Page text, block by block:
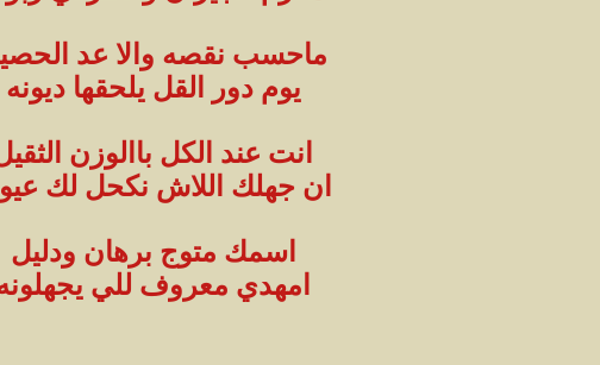
ماحسب نقصه والا عد
يوم دور القل يلحقها ديونه
انت عند الكل باالوزن
ان جهلك اللاش نكحل لك
اسمك متوج برهان ودليل
امهدي معروف للي